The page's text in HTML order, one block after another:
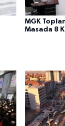
MGK
Masada 8